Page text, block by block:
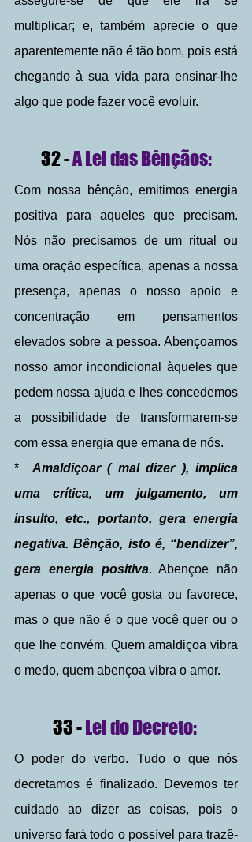
multiplicar; e, também aprecie o que
aparentemente não é tão bom, pois está
chegando à sua vida para ensinar-lhe
algo que pode fazer você evoluir.
32 - A Lei das Bênçãos:
Com nossa bênção, emitimos energia
positiva para aqueles que precisam.
Nós não precisamos de um ritual ou
uma oração específica, apenas a nossa
presença, apenas o nosso apoio e
concentração em pensamentos
elevados sobre a pessoa. Abençoamos
nosso amor incondicional àqueles que
pedem nossa ajuda e lhes concedemos
a possibilidade de transformarem-se
com essa energia que emana de nós.
* Amaldiçoar ( mal dizer ), implica
uma crítica, um julgamento, um
insulto, etc., portanto, gera energia
negativa. Bênção, isto é, “bendizer”,
gera energia positiva. Abençoe não
apenas o que você gosta ou favorece,
mas o que não é o que você quer ou o
que lhe convém. Quem amaldiçoa vibra
o medo, quem abençoa vibra o amor.
33 - Lei do Decreto:
O poder do verbo. Tudo o que nós
decretamos é finalizado. Devemos ter
cuidado ao dizer as coisas, pois o
universo fará todo o possível para trazê-